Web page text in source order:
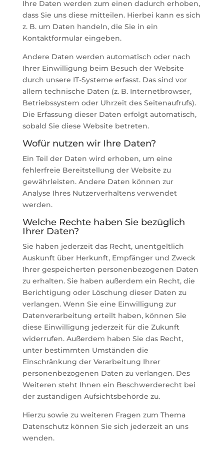
Ihre Daten werden zum einen dadurch erhoben,
dass Sie uns diese mitteilen. Hierbei kann es sich
z. B. um Daten handeln, die Sie in ein
Kontaktformular eingeben.
Andere Daten werden automatisch oder nach
Ihrer Einwilligung beim Besuch der Website
durch unsere IT-Systeme erfasst. Das sind vor
allem technische Daten (z. B. Internetbrowser,
Betriebssystem oder Uhrzeit des Seitenaufrufs).
Die Erfassung dieser Daten erfolgt automatisch,
sobald Sie diese Website betreten.
Wofür nutzen wir Ihre Daten?
Ein Teil der Daten wird erhoben, um eine
fehlerfreie Bereitstellung der Website zu
gewährleisten. Andere Daten können zur
Analyse Ihres Nutzerverhaltens verwendet
werden.
Welche Rechte haben Sie bezüglich
Ihrer Daten?
Sie haben jederzeit das Recht, unentgeltlich
Auskunft über Herkunft, Empfänger und Zweck
Ihrer gespeicherten personenbezogenen Daten
zu erhalten. Sie haben außerdem ein Recht, die
Berichtigung oder Löschung dieser Daten zu
verlangen. Wenn Sie eine Einwilligung zur
Datenverarbeitung erteilt haben, können Sie
diese Einwilligung jederzeit für die Zukunft
widerrufen. Außerdem haben Sie das Recht,
unter bestimmten Umständen die
Einschränkung der Verarbeitung Ihrer
personenbezogenen Daten zu verlangen. Des
Weiteren steht Ihnen ein Beschwerderecht bei
der zuständigen Aufsichtsbehörde zu.
Hierzu sowie zu weiteren Fragen zum Thema
Datenschutz können Sie sich jederzeit an uns
wenden.